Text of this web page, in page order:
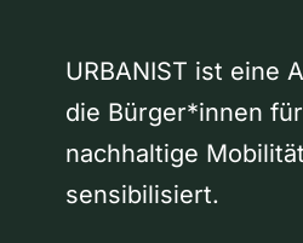
URBANIST ist eine
die Bürger*innen für
nachhaltige Mobilität
sensibilisiert.